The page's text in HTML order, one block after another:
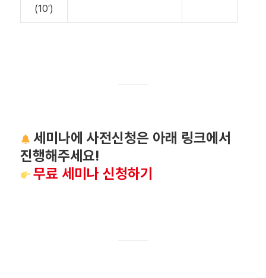
(10′)
세미나에 사전신청은 아래 링크에서
진행해주세요!
무료 세미나 신청하기